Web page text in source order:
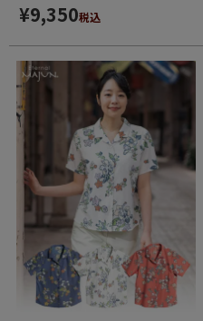
¥9,350税込